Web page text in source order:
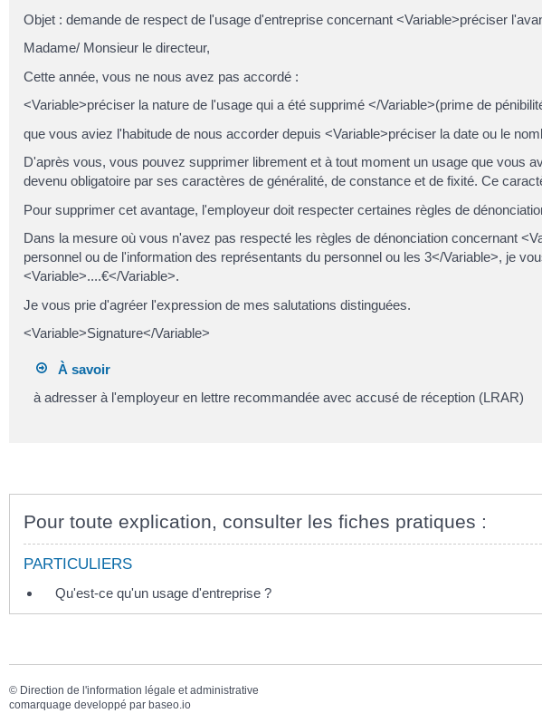
Objet : demande de respect de l'usage d'entreprise concernant <Variable>préciser
Madame/ Monsieur le directeur,
Cette année, vous ne nous avez pas accordé :
<Variable>préciser la nature de l'usage qui a été supprimé </Variable>(prime de
que vous aviez l'habitude de nous accorder depuis <Variable>préciser la date ou le
D'après vous, vous pouvez supprimer librement et à tout moment un usage que vous
devenu obligatoire par ses caractères de généralité, de constance et de fixité. Ce
Pour supprimer cet avantage, l'employeur doit respecter certaines règles de
Dans la mesure où vous n'avez pas respecté les règles de dénonciation concernant
personnel ou de l'information des représentants du personnel ou les 3</Variable>, je
<Variable>....€</Variable>.
Je vous prie d'agréer l'expression de mes salutations distinguées.
<Variable>Signature</Variable>
À savoir
à adresser à l'employeur en lettre recommandée avec accusé de réception (LRAR)
Pour toute explication, consulter les fiches pratiques :
PARTICULIERS
Qu'est-ce qu'un usage d'entreprise ?
© Direction de l'information légale et administrative
comarquage developpé par baseo.io